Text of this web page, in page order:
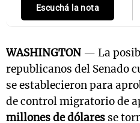
Escuchá la nota
WASHINGTON — La
republicanos del Senado
se establecieron para
de control migratorio de
millones de dólares se